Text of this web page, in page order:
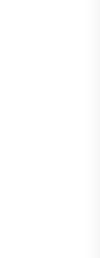
essenciais.
com excelente